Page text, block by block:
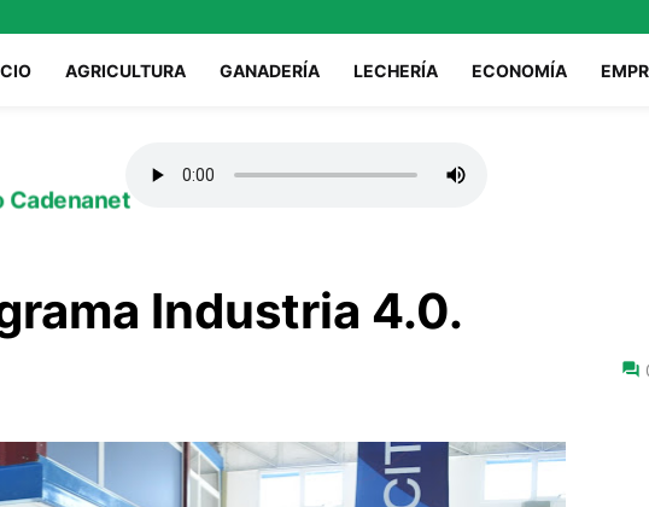
AGRICULTURA GANADERÍA LECHERÍA ECONOMÍA
Industria 4.0.